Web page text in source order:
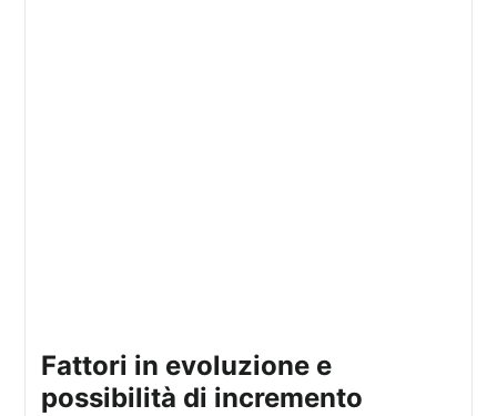
fattori in evoluzione e
possibilità di incremento